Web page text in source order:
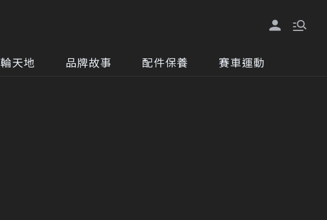
天地 品牌故事 配件保養 賽車運動